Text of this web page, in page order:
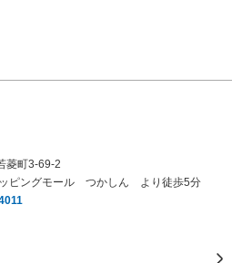
菱町3-69-2
ピングモール つかしん より徒歩5分